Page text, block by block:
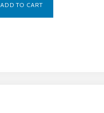
ADD TO CART